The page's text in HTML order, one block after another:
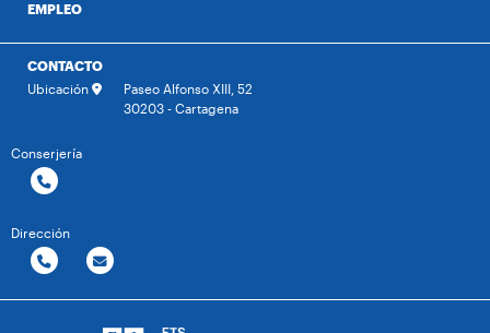
EMPLEO
CONTACTO
Ubicación
Paseo Alfonso XIII, 52
30203 - Cartagena
Conserjería
Dirección